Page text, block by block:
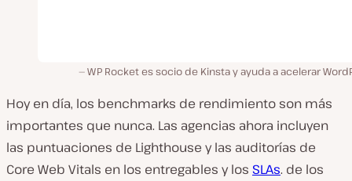
WP Rocket es socio de Kinsta y ayuda a acelerar
Hoy en día, los benchmarks de rendimiento son más
importantes que nunca. Las agencias ahora incluyen
las puntuaciones de Lighthouse y las auditorías de
Core Web Vitals en los entregables y los SLAs. de los